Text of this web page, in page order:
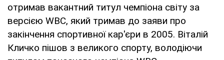
отримав вакантний титул чемпіона світу за
версією WBC, який тримав до заяви про
закінчення спортивної кар'єри в 2005. Віталій
Кличко пішов з великого спорту, володіючи